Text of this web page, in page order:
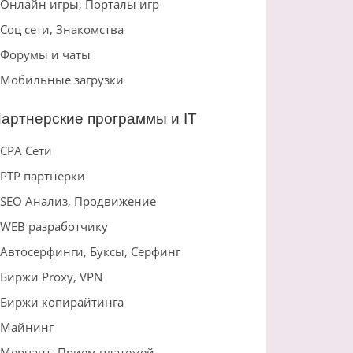
Онлайн игры, Порталы игр
Соц сети, Знакомства
Форумы и чаты
Мобильные загрузки
программы и IT
CPA Сети
PTP партнерки
SEO Анализ, Продвижение
WEB разработчику
Автосерфинги, Буксы, Серфинг
Биржи Proxy, VPN
Биржи копирайтинга
Майнинг